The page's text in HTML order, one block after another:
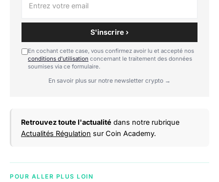
S'inscrire ›
En cochant cette case, vous confirmez avoir lu et accepté nos
conditions d'utilisation concernant le traitement des données
soumises via ce formulaire.
En savoir plus sur notre newsletter crypto →
Retrouvez toute l'actualité dans notre rubrique
Actualités Régulation sur Coin Academy.
POUR ALLER PLUS LOIN